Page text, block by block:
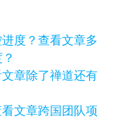
查看文章多
章除了禅道还有
文章跨国团队项